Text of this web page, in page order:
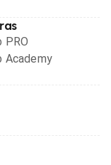
PRO
Academy